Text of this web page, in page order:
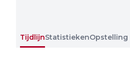
TijdlijnStatistiekenOpstelling